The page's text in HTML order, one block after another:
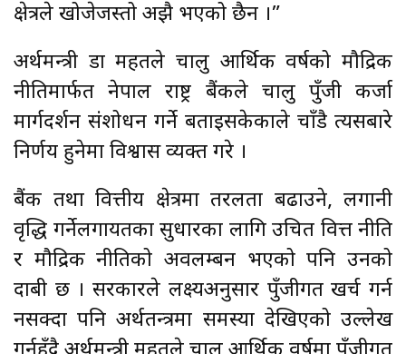
क्षेत्रले खोजेजस्तो अझै भएको छैन ।”
अर्थमन्त्री डा महतले चालु आर्थिक वर्षको मौद्रिक
नीतिमार्फत नेपाल राष्ट्र बैंकले चालु पुँजी कर्जा
मार्गदर्शन संशोधन गर्ने बताइसकेकाले चाँडै त्यसबारे
निर्णय हुनेमा विश्वास व्यक्त गरे ।
बैंक तथा वित्तीय क्षेत्रमा तरलता बढाउने, लगानी
वृद्धि गर्नेलगायतका सुधारका लागि उचित वित्त नीति
र मौद्रिक नीतिको अवलम्बन भएको पनि उनको
दाबी छ । सरकारले लक्ष्यअनुसार पुँजीगत खर्च गर्न
नसक्दा पनि अर्थतन्त्रमा समस्या देखिएको उल्लेख